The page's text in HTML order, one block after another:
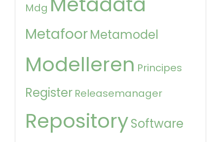
Mdg
MetafoorMetamodel
Modelleren Principes
Register Releasemanager
RepositorySoftware